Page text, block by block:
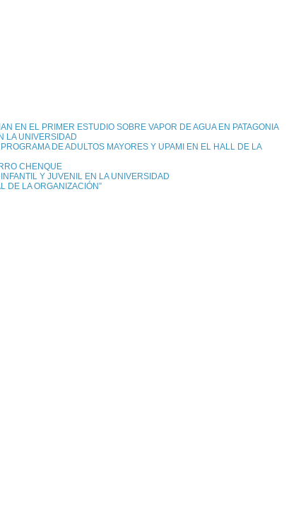
EN EL PRIMER ESTUDIO SOBRE VAPOR DE AGUA EN PATAGONIA
LA UNIVERSIDAD
DE ADULTOS MAYORES Y UPAMI EN EL HALL DE LA
CHENQUE
Y JUVENIL EN LA UNIVERSIDAD
DE LA ORGANIZACIÓN”